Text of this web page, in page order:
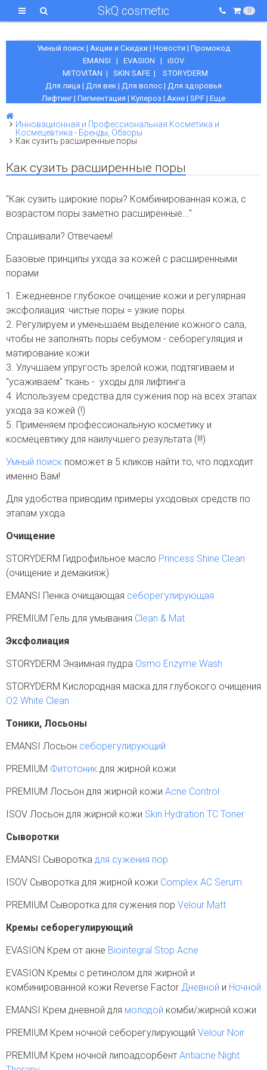
SkQ cosmetic 0
Умный поиск| Акции и Скидки | Новости | Промокод
EMANSI | EVASION | iSOV
MITOVITAN | SKIN SAFE | STORYDERM
Для лица | Для век | Для волос | Для здоровья
Лифтинг| Пигментация | Купероз | Акне | SPF | Еще
Инновационная и Профессиональная Косметика и
Космецевтика - Бренды, Обзоры
Как сузить расширенные поры
Как сузить расширенные поры
"Как сузить широкие поры? Комбинированная кожа, с
возрастом поры заметно расширенные..."
Спрашивали? Отвечаем!
Базовые принципы ухода за кожей с расширенными
порами
1. Ежедневное глубокое очищение кожи и регулярная
эксфолиация: чистые поры = узкие поры.
2. Регулируем и уменьшаем выделение кожного сала,
чтобы не заполнять поры себумом - себорегуляция и
матирование кожи
3. Улучшаем упругость зрелой кожи, подтягиваем и
"усаживаем" ткань - уходы для лифтинга
4. Используем средства для сужения пор на всех этапах
ухода за кожей (!)
5. Применяем профессиональную косметику и
космецевтику для наилучшего результата (!!!)
Умный поиск поможет в 5 кликов найти то, что подходит
именно Вам!
Для удобства приводим примеры уходовых средств по
этапам ухода
Очищение
STORYDERM Гидрофильное масло Princess Shine Clean
(очищение и демакияж)
EMANSI Пенка очищающая себорегулирующая
PREMIUM Гель для умывания Clean & Mat
Эксфолиация
STORYDERM Энзимная пудра Osmo Enzyme Wash
STORYDERM Кислородная маска для глубокого очищения
O2 White Clean
Тоники, Лосьоны
EMANSI Лосьон себорегулирующий
PREMIUM Фитотоник для жирной кожи
PREMIUM Лосьон для жирной кожи Acne Control
ISOV Лосьон для жирной кожи Skin Hydration TC Toner
Сыворотки
EMANSI Сыворотка для сужения пор
ISOV Сыворотка для жирной кожи Complex AC Serum
PREMIUM Сыворотка для сужения пор Velour Matt
Кремы себорегулирующий
EVASION Крем от акне Biointegral Stop Acne
EVASION Кремы с ретинолом для жирной и
комбинированной кожи Reverse Factor Дневной и Ночной
EMANSI Крем дневной для молодой комби/жирной кожи
PREMIUM Крем ночной себорегулирующий Velour Noir
PREMIUM Крем ночной липоадсорбент Antiacne Night